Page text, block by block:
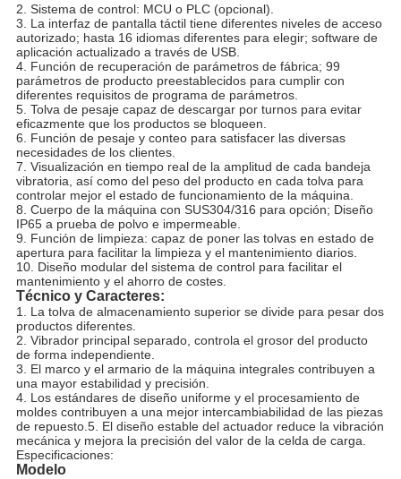
2. Sistema de control: MCU o PLC (opcional).
3. La interfaz de pantalla táctil tiene diferentes niveles de acceso
autorizado; hasta 16 idiomas diferentes para elegir; software de
aplicación actualizado a través de USB.
4. Función de recuperación de parámetros de fábrica; 99
parámetros de producto preestablecidos para cumplir con
diferentes requisitos de programa de parámetros.
5. Tolva de pesaje capaz de descargar por turnos para evitar
eficazmente que los productos se bloqueen.
6. Función de pesaje y conteo para satisfacer las diversas
necesidades de los clientes.
7. Visualización en tiempo real de la amplitud de cada bandeja
vibratoria, así como del peso del producto en cada tolva para
controlar mejor el estado de funcionamiento de la máquina.
8. Cuerpo de la máquina con SUS304/316 para opción; Diseño
IP65 a prueba de polvo e impermeable.
9. Función de limpieza: capaz de poner las tolvas en estado de
apertura para facilitar la limpieza y el mantenimiento diarios.
10. Diseño modular del sistema de control para facilitar el
mantenimiento y el ahorro de costes.
Técnico y Caracteres:
1. La tolva de almacenamiento superior se divide para pesar dos
productos diferentes.
2. Vibrador principal separado, controla el grosor del producto
de forma independiente.
3. El marco y el armario de la máquina integrales contribuyen a
una mayor estabilidad y precisión.
4. Los estándares de diseño uniforme y el procesamiento de
moldes contribuyen a una mejor intercambiabilidad de las piezas
de repuesto.5. El diseño estable del actuador reduce la vibración
mecánica y mejora la precisión del valor de la celda de carga.
Especificaciones:
Modelo